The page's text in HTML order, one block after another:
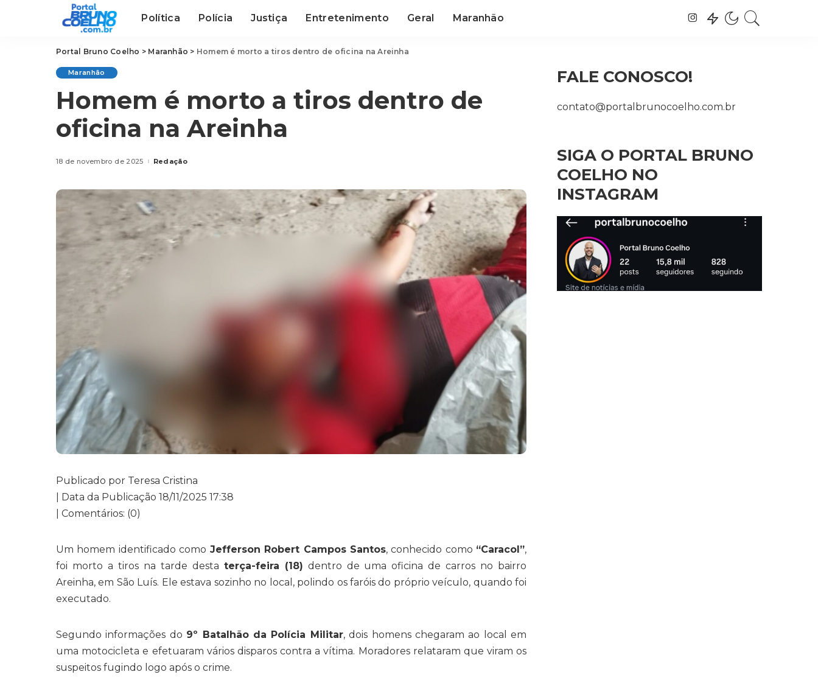
Política Polícia Justiça Entretenimento Geral Maranhão
Portal Bruno Coelho > Maranhão > Homem é morto a tiros dentro de oficina na Areinha
Maranhão
Homem é morto a tiros dentro de
oficina na Areinha
18 de novembro de 2025Posted
Redação
Publicado por Teresa Cristina
| Data da Publicação 18/11/2025 17:38
| Comentários: (0)
Um homem identificado como Jefferson Robert Campos Santos, conhecido como “Caracol”,
foi morto a tiros na tarde desta terça-feira (18) dentro de uma oficina de carros no bairro
Areinha, em São Luís. Ele estava sozinho no local, polindo os faróis do próprio veículo, quando foi
executado.
Segundo informações do 9º Batalhão da Polícia Militar, dois homens chegaram ao local em
uma motocicleta e efetuaram vários disparos contra a vítima. Moradores relataram que viram os
suspeitos fugindo logo após o crime.
FALE CONOSCO!
contato@portalbrunocoelho.com.br
SIGA O PORTAL BRUNO
COELHO NO
INSTAGRAM